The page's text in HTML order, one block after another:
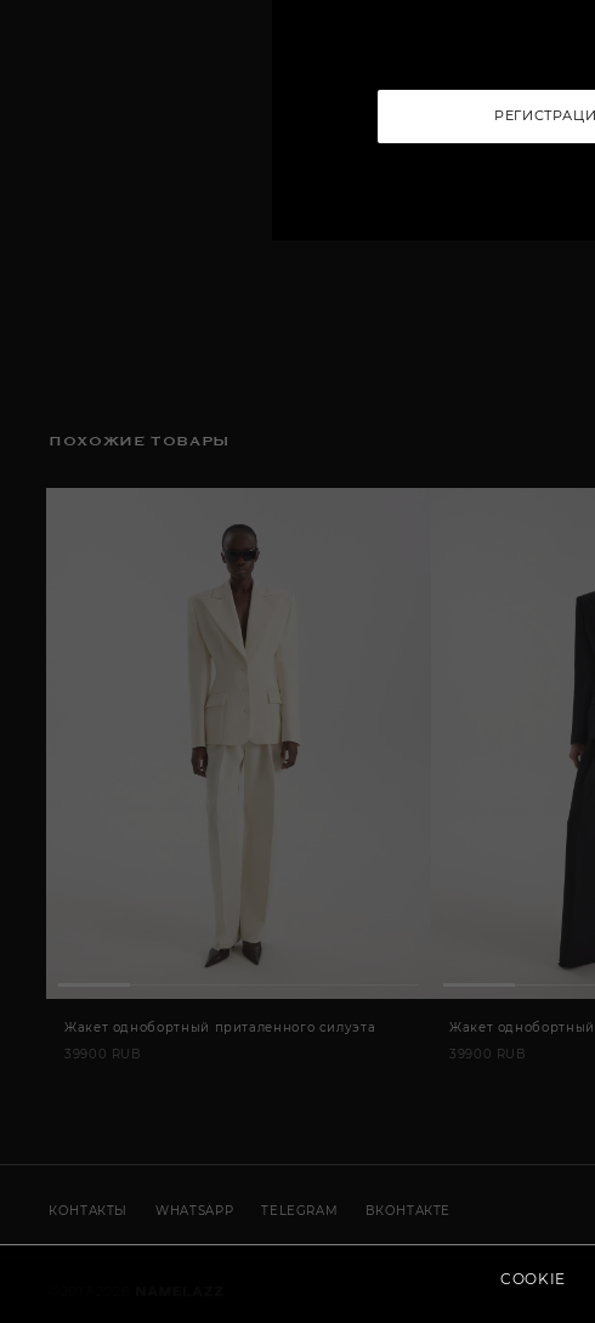
ПОХОЖИЕ ТОВАРЫ
Жакет однобортный приталенного силуэта
39900 RUB
Жакет однобортный
39900 RUB
COOKIE
КОНТАКТЫ WHATSAPP TELEGRAM ВКОНТАКТЕ